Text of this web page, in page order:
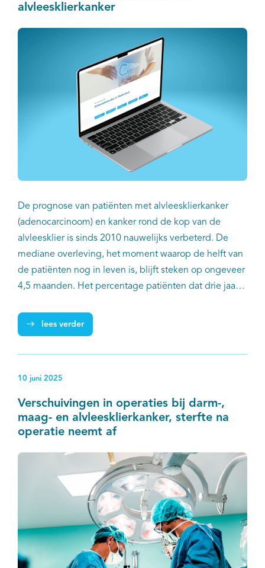
alvleesklierkanker
De prognose van patiënten met alvleesklierkanker
(adenocarcinoom) en kanker rond de kop van de
alvleesklier is sinds 2010 nauwelijks verbeterd. De
mediane overleving, het moment waarop de helft van
de patiënten nog in leven is, blijft steken op ongeveer
4,5 maanden. Het percentage patiënten dat drie jaar
(van 8 naar 10 procent). Dat blijkt uit het online rapport
‘Alvleesklierkanker in Nederland 2025’ dat IKNL op
overleving) rond alvleesklierkanker en periampullaire
kanker, gebaseerd op onder meer de Nederlandse
Kankerregistratie (NKR).
lees verder
10 juni 2025
Verschuivingen in operaties bij darm-,
maag- en alvleesklierkanker, sterfte na
operatie neemt af